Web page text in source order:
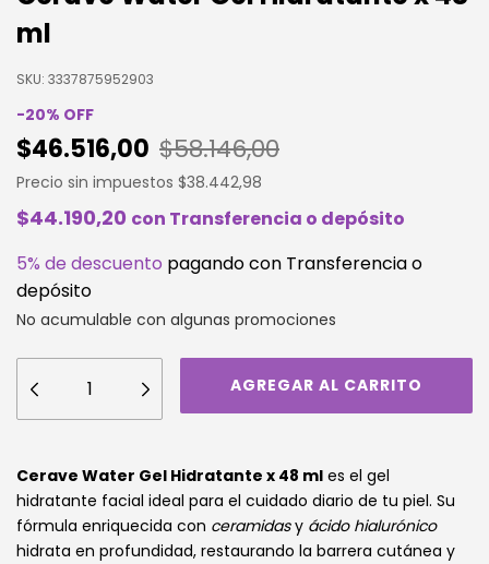
ml
SKU: 3337875952903
-20% OFF
$46.516,00 $58.146,00
Precio sin impuestos $38.442,98
$44.190,20 con Transferencia o depósito
5% de descuento pagando con Transferencia o
depósito
No acumulable con algunas promociones
Cerave Water Gel Hidratante x 48 ml es el gel
hidratante facial ideal para el cuidado diario de tu piel. Su
fórmula enriquecida con ceramidasy ácido hialurónico
hidrata en profundidad, restaurando la barrera cutánea y